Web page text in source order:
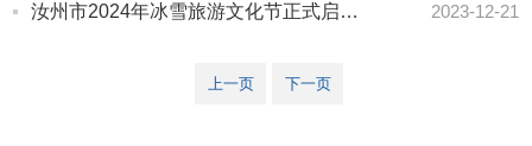
汝州市2024年冰雪旅游文化节正式启动！ 2023-12-21
上一页 下一页